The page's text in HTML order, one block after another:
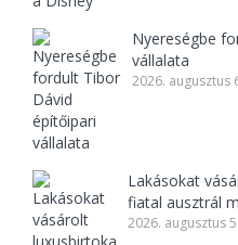
Nyereségbe
vállalata
2026. augusztus
Lakásokat
fiatal ausztrál
2026. augusztus